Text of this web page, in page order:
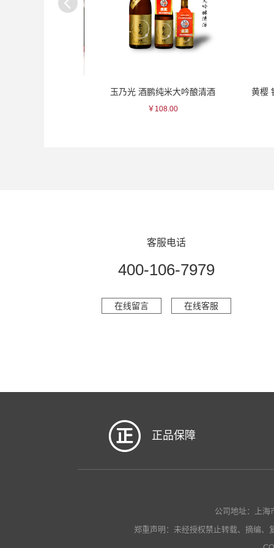
玉乃光 酒鹏纯米大吟酿清酒
￥108.00
黄樱 银河
客服电话
400-106-7979
在线留言 在线客服
正品保障
公司地址：上
郑重声明：未经授权禁止转载、摘编、